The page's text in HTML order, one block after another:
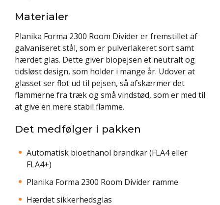
Materialer
Planika Forma 2300 Room Divider er fremstillet af
galvaniseret stål, som er pulverlakeret sort samt
hærdet glas. Dette giver biopejsen et neutralt og
tidsløst design, som holder i mange år. Udover at
glasset ser flot ud til pejsen, så afskærmer det
flammerne fra træk og små vindstød, som er med til
at give en mere stabil flamme.
Det medfølger i pakken
Automatisk bioethanol brandkar (FLA4 eller
FLA4+)
Planika Forma 2300 Room Divider ramme
Hærdet sikkerhedsglas